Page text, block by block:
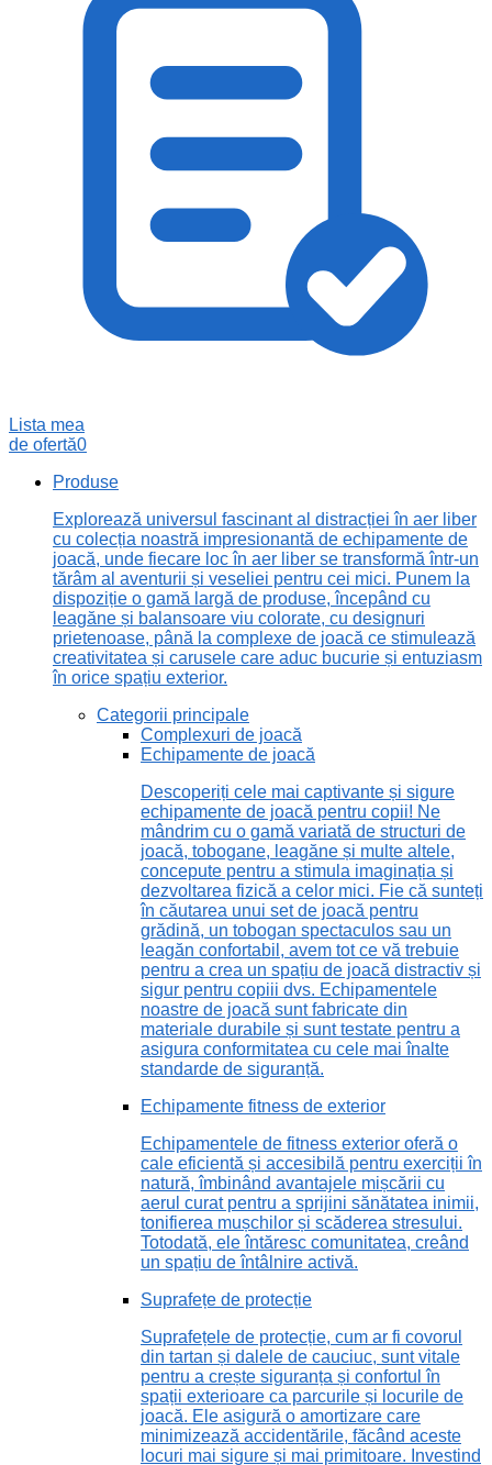
Lista mea
de ofertă0
Produse
Explorează universul fascinant al distracției în aer liber
cu colecția noastră impresionantă de echipamente de
joacă, unde fiecare loc în aer liber se transformă într-un
tărâm al aventurii și veseliei pentru cei mici. Punem la
dispoziție o gamă largă de produse, începând cu
leagăne și balansoare viu colorate, cu designuri
prietenoase, până la complexe de joacă ce stimulează
creativitatea și carusele care aduc bucurie și entuziasm
în orice spațiu exterior.
Categorii principale
Complexuri de joacă
Echipamente de joacă
Descoperiți cele mai captivante și sigure
echipamente de joacă pentru copii! Ne
mândrim cu o gamă variată de structuri de
joacă, tobogane, leagăne și multe altele,
concepute pentru a stimula imaginația și
dezvoltarea fizică a celor mici. Fie că sunteți
în căutarea unui set de joacă pentru
grădină, un tobogan spectaculos sau un
leagăn confortabil, avem tot ce vă trebuie
pentru a crea un spațiu de joacă distractiv și
sigur pentru copiii dvs. Echipamentele
noastre de joacă sunt fabricate din
materiale durabile și sunt testate pentru a
asigura conformitatea cu cele mai înalte
standarde de siguranță.
Echipamente fitness de exterior
Echipamentele de fitness exterior oferă o
cale eficientă și accesibilă pentru exerciții în
natură, îmbinând avantajele mișcării cu
aerul curat pentru a sprijini sănătatea inimii,
tonifierea mușchilor și scăderea stresului.
Totodată, ele întăresc comunitatea, creând
un spațiu de întâlnire activă.
Suprafețe de protecție
Suprafețele de protecție, cum ar fi covorul
din tartan și dalele de cauciuc, sunt vitale
pentru a crește siguranța și confortul în
spații exterioare ca parcurile și locurile de
joacă. Ele asigură o amortizare care
minimizează accidentările, făcând aceste
locuri mai sigure și mai primitoare. Investind